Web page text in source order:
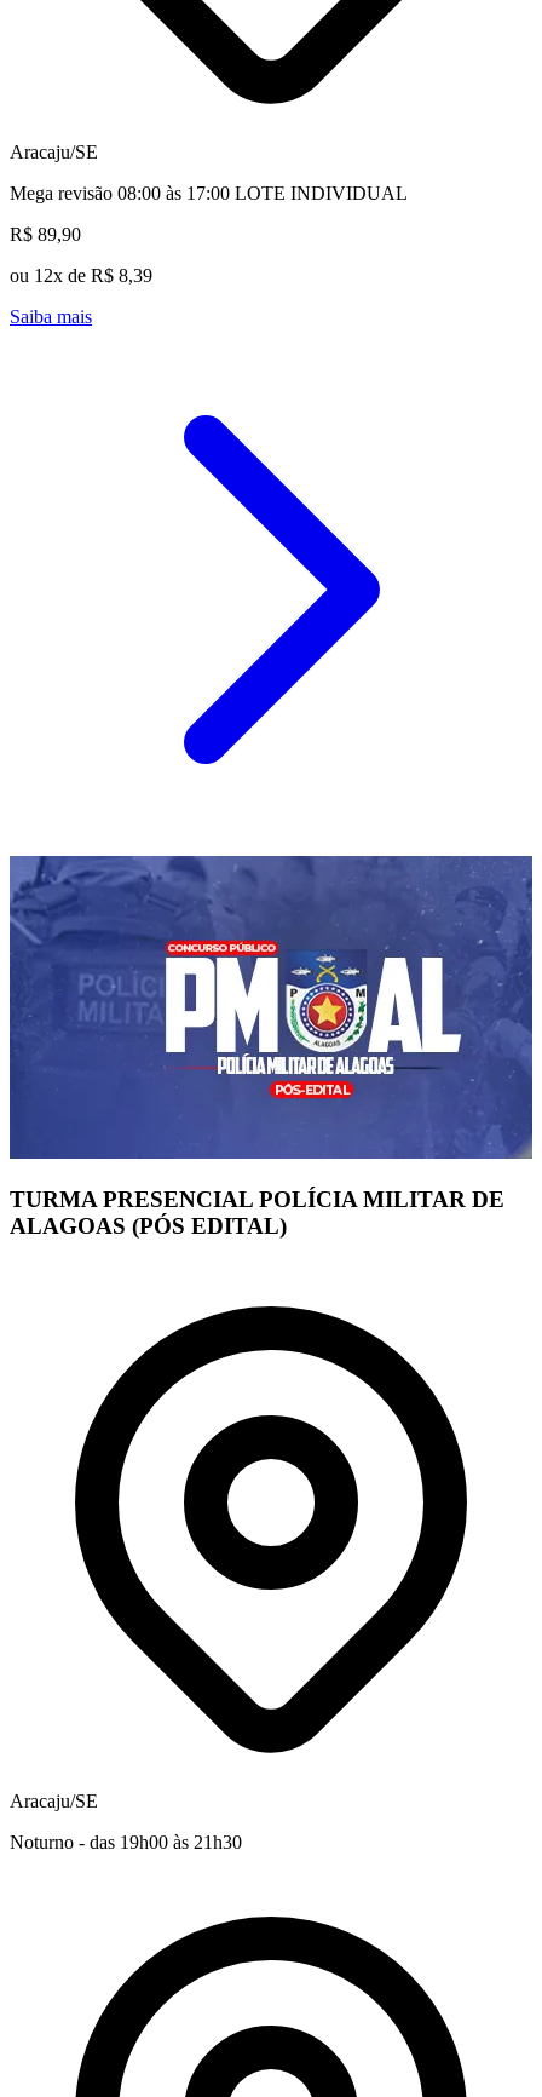
Aracaju/SE
Mega revisão 08:00 às 17:00 LOTE INDIVIDUAL
R$ 89,90
ou 12x de R$ 8,39
Saiba mais
TURMA PRESENCIAL POLÍCIA MILITAR DE
ALAGOAS (PÓS EDITAL)
Aracaju/SE
Noturno - das 19h00 às 21h30